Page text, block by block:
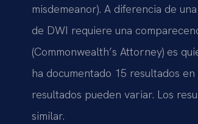
misdemeanor). A diferencia de
de DWI requiere una
(Commonwealth’s Attorney) es
ha documentado 15 resultados
resultados pueden variar. Los
similar.